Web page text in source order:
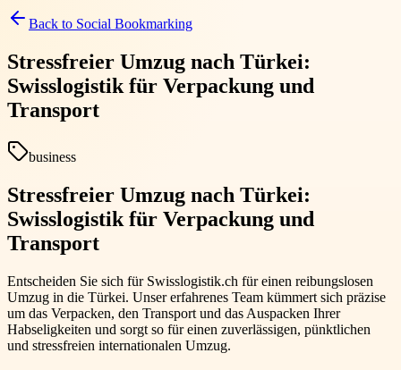
Back to Social Bookmarking
Stressfreier Umzug nach Türkei:
Swisslogistik für Verpackung und
Transport
business
Stressfreier Umzug nach Türkei:
Swisslogistik für Verpackung und
Transport
Entscheiden Sie sich für Swisslogistik.ch für einen reibungslosen
Umzug in die Türkei. Unser erfahrenes Team kümmert sich präzise
um das Verpacken, den Transport und das Auspacken Ihrer
Habseligkeiten und sorgt so für einen zuverlässigen, pünktlichen
und stressfreien internationalen Umzug.